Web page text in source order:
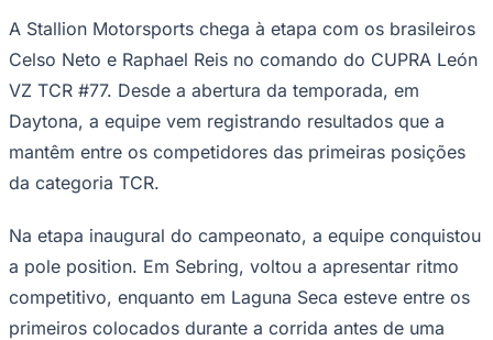
NBB
Competições de Futebol
Brasileirão Série A
Brasileirão Série B
Paulistão
Copa do Brasil
Libertadores
Sul-Americana
Champions League
La Liga
Bundesliga
Mundial 2026
A Stallion Motorsports chega à etapa com os brasileiros
Celso Neto e Raphael Reis no comando do CUPRA León
VZ TCR #77. Desde a abertura da temporada, em
Daytona, a equipe vem registrando resultados que a
mantêm entre os competidores das primeiras posições
da categoria TCR.
Na etapa inaugural do campeonato, a equipe conquistou
a pole position. Em Sebring, voltou a apresentar ritmo
competitivo, enquanto em Laguna Seca esteve entre os
primeiros colocados durante a corrida antes de uma